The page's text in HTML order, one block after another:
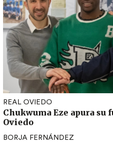
REAL OVIEDO
Chukwuma Eze apura su
Oviedo
BORJA FERNÁNDEZ